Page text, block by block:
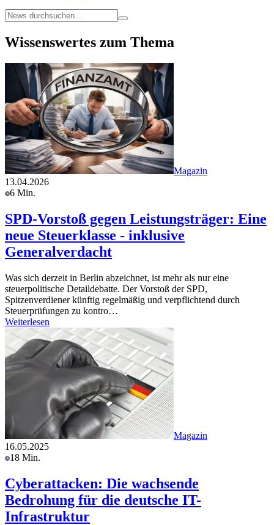
Wissenswertes zum Thema
Magazin
13.04.2026
6 Min.
SPD-Vorstoß gegen Leistungsträger: Eine
neue Steuerklasse - inklusive
Generalverdacht
Was sich derzeit in Berlin abzeichnet, ist mehr als nur eine
steuerpolitische Detaildebatte. Der Vorstoß der SPD,
Spitzenverdiener künftig regelmäßig und verpflichtend durch
Steuerprüfungen zu kontro…
Weiterlesen
Magazin
16.05.2025
18 Min.
Cyberattacken: Die wachsende
Bedrohung für die deutsche IT-
Infrastruktur